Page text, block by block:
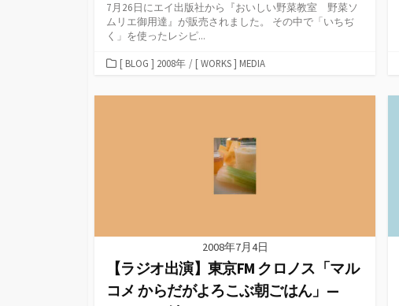
7月26日にエイ出版社から『おいしい野菜教室 野菜ソ
ムリエ御用達』が販売されました。 その中で「いちぢ
く」を使ったレシピ...
カ
ゴ
[ BLOG ] 2008年 / [ WORKS ] MEDIA
2008年7月4日
【ラジオ出演】東京FM クロノス「マル
コメ からだがよろこぶ朝ごはん」—